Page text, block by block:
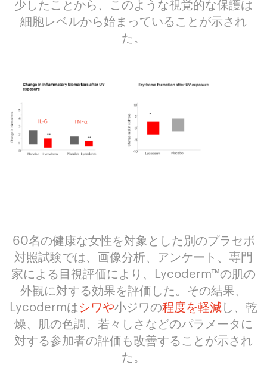
少したことから、このような視覚的な保護は
細胞レベルから始まっていることが示され
た。
60名の健康な女性を対象とした別のプラセボ
対照試験では、画像分析、アンケート、専門
家による目視評価により、Lycoderm™の肌の
外観に対する効果を評価した。その結果、
Lycodermはシワや小ジワの程度を軽減し、乾
燥、肌の色調、若々しさなどのパラメータに
対する参加者の評価も改善することが示され
た。